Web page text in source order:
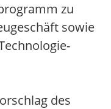
zu
sowie
des